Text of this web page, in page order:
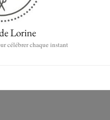
Lorine
célébrer chaque instant